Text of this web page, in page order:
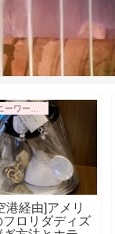
港経由]アメリ
フロリダディズ